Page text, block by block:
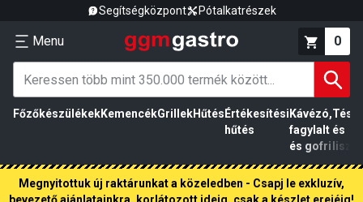
Segítségközpont Pótalkatrészek
Menu 0
FőzőkészülékekKemencékGrillekHűtés Értékesítési
hűtés
Kávézó,
fagylalt
és gofri
és
liszt
Megnyitottuk új raktárunkat a közeledben - Csapj le exkluzív,